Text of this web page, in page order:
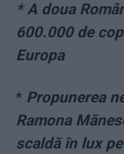
* A doua
600.000 de
Europa
* Propunerea
Ramona
scaldă în lux